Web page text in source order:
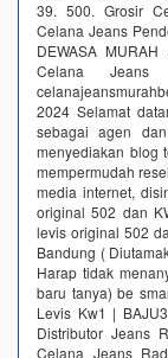
39. 500. Grosir
Celana Jeans
DEWASA
Celana
2024 Selamat
sebagai agen
menyediakan blog
mempermudah
media internet,
original 502 dan
levis original 502
Bandung (
Harap tidak
baru tanya) be
Levis Kw1 |
Distributor Jeans
Celana Jeans